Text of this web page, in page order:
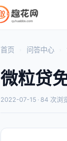
首页 问答中心
微粒贷
2022-07-15 · 84 次浏